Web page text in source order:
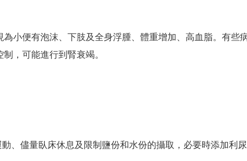
為小便有泡沫、下肢及全身浮腫、體重增加、高血脂。有些
制，可能進行到腎衰竭。
、儘量臥床休息及限制鹽份和水份的攝取，必要時添加利尿